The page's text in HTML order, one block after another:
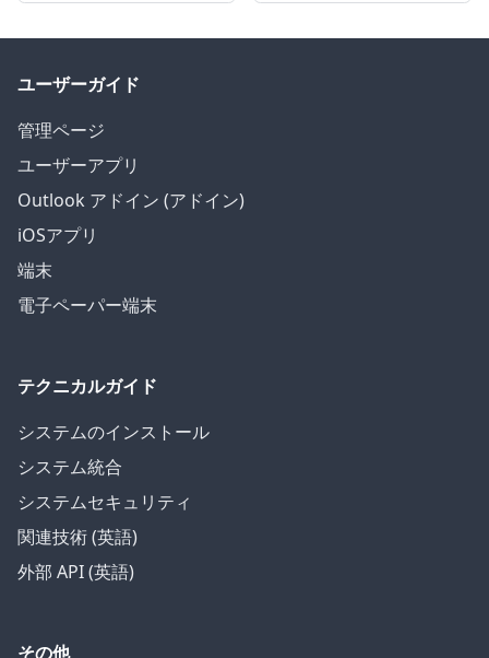
ユーザーガイド
管理ページ
ユーザーアプリ
Outlook アドイン (アドイン)
iOSアプリ
端末
電子ペーパー端末
テクニカルガイド
システムのインストール
システム統合
システムセキュリティ
関連技術 (英語)
外部 API (英語)
その他